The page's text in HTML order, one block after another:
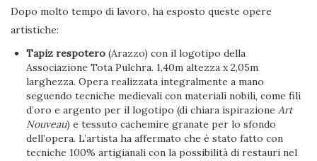
Dopo molto tempo di lavoro, ha esposto queste opere
artistiche:
Tapiz respotero (Arazzo) con il logotipo della
Associazione Tota Pulchra. 1,40m altezza x 2,05m
larghezza. Opera realizzata integralmente a mano
seguendo tecniche medievali con materiali nobili, come fili
d’oro e argento per il logotipo (di chiara ispirazioneArt
Nouveau) e tessuto cachemire granate per lo sfondo
dell’opera. L’artista ha affermato che è stato fatto con
tecniche 100% artigianali con la possibilità di restauri nel